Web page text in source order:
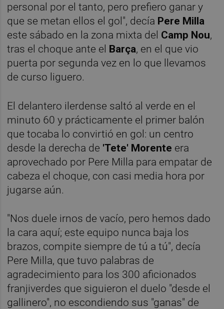
personal por el tanto, pero prefiero ganar y
que se metan ellos el gol", decía Pere Milla
este sábado en la zona mixta del Camp Nou,
tras el choque ante el
Barça, en el que vio
puerta por segunda vez en lo que llevamos
de curso liguero.
El delantero ilerdense saltó al verde en el
minuto 60 y prácticamente el primer balón
que tocaba lo convirtió en gol: un centro
desde la derecha de 'Tete' Morente era
aprovechado por Pere Milla para empatar de
cabeza el choque, con casi media hora por
jugarse aún.
"Nos duele irnos de vacío, pero hemos dado
la cara aquí; este equipo nunca baja los
brazos, compite siempre de tú a tú", decía
Pere Milla, que tuvo palabras de
agradecimiento para los 300 aficionados
franjiverdes que siguieron el duelo "desde el
gallinero", no escondiendo sus "ganas" de